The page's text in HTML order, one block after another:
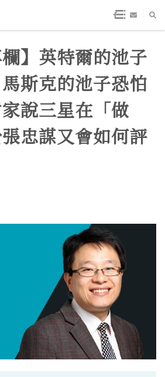
欄】英特爾的池子
斯克的池子恐怕
說三星在「做
忠謀又會如何評